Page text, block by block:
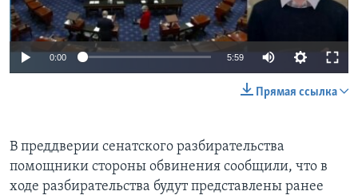
0:00 5:59
Прямая ссылка
В преддверии сенатского разбирательства
помощники стороны обвинения сообщили, что в
ходе разбирательства будут представлены ранее